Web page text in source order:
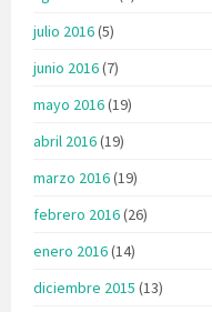
julio 2016(5)
junio 2016(7)
mayo 2016(19)
abril 2016(19)
marzo 2016(19)
febrero 2016(26)
enero 2016(14)
diciembre 2015 (13)